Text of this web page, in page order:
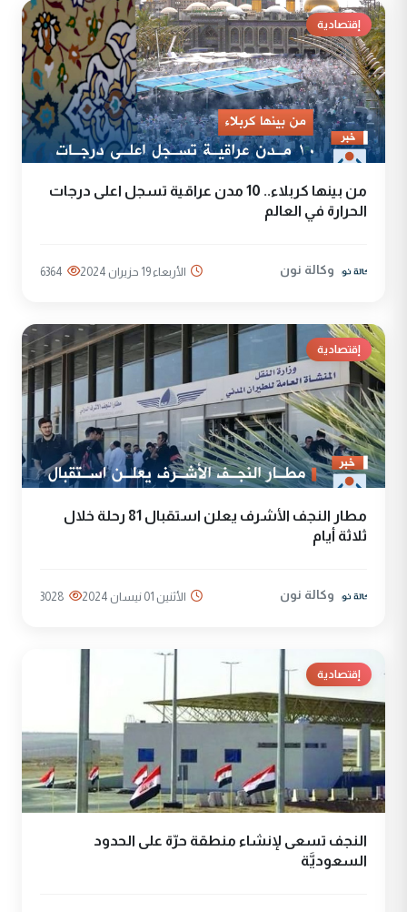
إقتصادية
من بينها كربلاء.. 10 مدن عراقية تسجل اعلى درجات
الحرارة في العالم
وكالة نون الأربعاء 19 حزيران 2024 6364
إقتصادية
مطار النجف الأشرف يعلن استقبال 81 رحلة خلال
ثلاثة أيام
وكالة نون الأثنين 01 نيسان 2024 3028
إقتصادية
النجف تسعى لإنشاء منطقة حرّة على الحدود
السعوديَّة